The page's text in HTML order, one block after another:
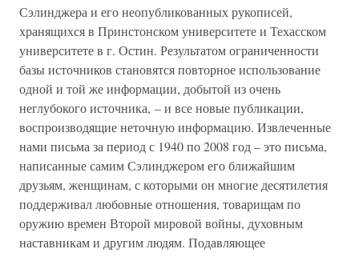
Сэлинджера и его неопубликованных рукописей,
хранящихся в Принстонском университете и Техасском
университете в г. Остин. Результатом ограниченности
базы источников становятся повторное использование
одной и той же информации, добытой из очень
неглубокого источника, – и все новые публикации,
воспроизводящие неточную информацию. Извлеченные
нами письма за период с 1940 по 2008 год – это письма,
написанные самим Сэлинджером его ближайшим
друзьям, женщинам, с которыми он многие десятилетия
поддерживал любовные отношения, товарищам по
оружию времен Второй мировой войны, духовным
наставникам и другим людям. Подавляющее